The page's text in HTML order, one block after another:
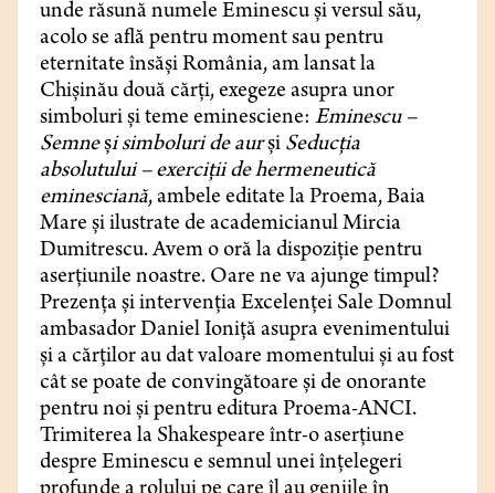
unde răsună numele Eminescu și versul său,
acolo se află pentru moment sau pentru
eternitate însăși România, am lansat la
Chișinău două cărți, exegeze asupra unor
simboluri și teme eminesciene: Eminescu –
Semneși simboluri de aurși Seducția
absolutului – exerciții de hermeneutică
eminesciană, ambele editate la Proema, Baia
Mare și ilustrate de academicianul Mircia
Dumitrescu. Avem o oră la dispoziție pentru
aserțiunile noastre. Oare ne va ajunge timpul?
Prezența și intervenția Excelenței Sale Domnul
ambasador Daniel Ioniță asupra evenimentului
și a cărților au dat valoare momentului și au fost
cât se poate de convingătoare și de onorante
pentru noi și pentru editura Proema-ANCI.
Trimiterea la Shakespeare într-o aserțiune
despre Eminescu e semnul unei înțelegeri